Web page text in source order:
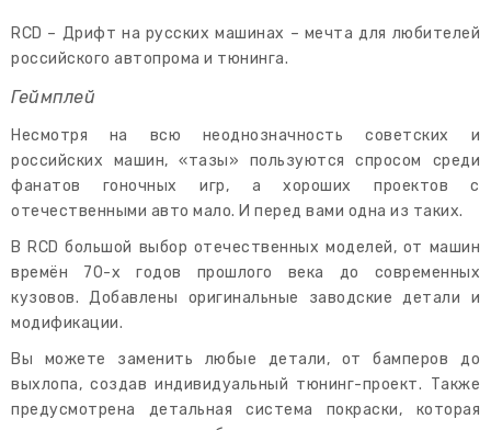
RCD – Дрифт на русских машинах – мечта для любителей
российского автопрома и тюнинга.
Геймплей
Несмотря на всю неоднозначность советских и
российских машин, «тазы» пользуются спросом среди
фанатов гоночных игр, а хороших проектов с
отечественными авто мало. И перед вами одна из таких.
В RCD большой выбор отечественных моделей, от машин
времён 70-х годов прошлого века до современных
кузовов. Добавлены оригинальные заводские детали и
модификации.
Вы можете заменить любые детали, от бамперов до
выхлопа, создав индивидуальный тюнинг-проект. Также
предусмотрена детальная система покраски, которая